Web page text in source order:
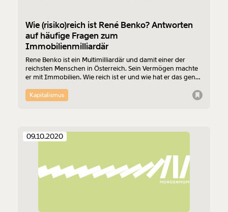
Wie (risiko)reich ist René Benko? Antworten
auf häufige Fragen zum
Immobilienmilliardär
Rene Benko ist ein Multimilliardär und damit einer der
reichsten Menschen in Österreich. Sein Vermögen machte
er mit Immobilien. Wie reich ist er und wie hat er das genau
Kapitalismus
09.10.2020